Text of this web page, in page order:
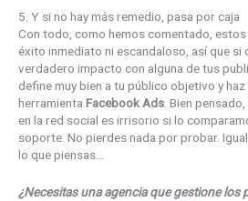
5. Y si no hay más remedio, pasa por caja
Con todo, como hemos comentado,
éxito inmediato ni escandaloso, así que si
verdadero impacto con alguna de tus
define muy bien a tu público objetivo y
herramienta Facebook Ads. Bien
en la red social es irrisorio si lo
soporte. No pierdes nada por probar.
lo que piensas…
¿Necesitas una agencia que gestione los